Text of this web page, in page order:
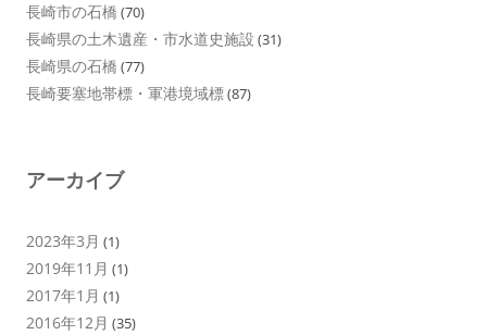
長崎市の石橋 (70)
長崎県の土木遺産・市水道史施設 (31)
長崎県の石橋 (77)
長崎要塞地帯標・軍港境域標(87)
アーカイブ
2023年3月 (1)
2019年11月 (1)
2017年1月 (1)
2016年12月 (35)